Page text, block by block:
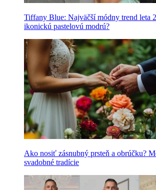
Tiffany Blue: Najväčší módny trend leta
ikonickú pastelovú modrú?
Ako nosiť zásnubný prsteň a obrúčku?
svadobné tradície